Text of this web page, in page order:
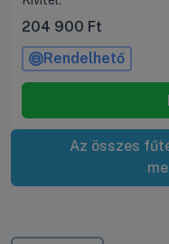
204 900 Ft
Rendelhető
Az összes